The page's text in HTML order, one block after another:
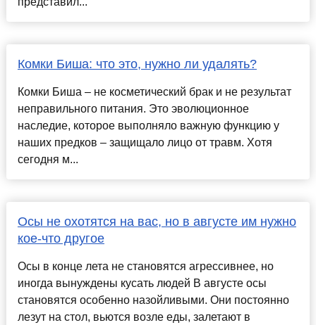
Комки Биша: что это, нужно ли удалять?
Комки Биша – не косметический брак и не результат
неправильного питания. Это эволюционное
наследие, которое выполняло важную функцию у
наших предков – защищало лицо от травм. Хотя
сегодня м...
Осы не охотятся на вас, но в августе им нужно
кое-что другое
Осы в конце лета не становятся агрессивнее, но
иногда вынуждены кусать людей В августе осы
становятся особенно назойливыми. Они постоянно
лезут на стол, вьются возле еды, залетают в